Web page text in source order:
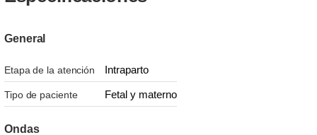
General
Etapa de la atención Intraparto
Tipo de paciente Fetal y materno
Ondas